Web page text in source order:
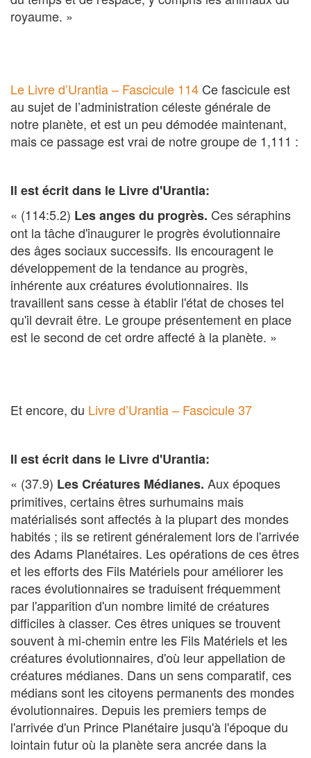
royaume. »
Le Livre d’Urantia – Fascicule 114 Ce fascicule est
au sujet de l’administration céleste générale de
notre planète, et est un peu démodée maintenant,
mais ce passage est vrai de notre groupe de 1,111 :
Il est écrit dans le Livre d'Urantia:
« (114:5.2) Les anges du progrès. Ces séraphins
ont la tâche d'inaugurer le progrès évolutionnaire
des âges sociaux successifs. Ils encouragent le
développement de la tendance au progrès,
inhérente aux créatures évolutionnaires. Ils
travaillent sans cesse à établir l'état de choses tel
qu'il devrait être. Le groupe présentement en place
est le second de cet ordre affecté à la planète. »
Et encore, du Livre d’Urantia – Fascicule 37
Il est écrit dans le Livre d'Urantia:
« (37.9) Les Créatures Médianes. Aux époques
primitives, certains êtres surhumains mais
matérialisés sont affectés à la plupart des mondes
habités ; ils se retirent généralement lors de l'arrivée
des Adams Planétaires. Les opérations de ces êtres
et les efforts des Fils Matériels pour améliorer les
races évolutionnaires se traduisent fréquemment
par l'apparition d'un nombre limité de créatures
difficiles à classer. Ces êtres uniques se trouvent
souvent à mi-chemin entre les Fils Matériels et les
créatures évolutionnaires, d'où leur appellation de
créatures médianes. Dans un sens comparatif, ces
médians sont les citoyens permanents des mondes
évolutionnaires. Depuis les premiers temps de
l'arrivée d'un Prince Planétaire jusqu'à l'époque du
lointain futur où la planète sera ancrée dans la